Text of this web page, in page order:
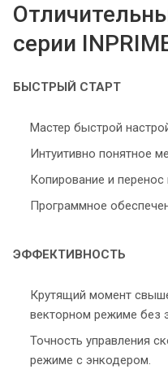
серии
БЫСТРЫЙ СТАРТ
Мастер быстрой
Интуитивно понятное
Копирование и
Программное
ЭФФЕКТИВНОСТЬ
Крутящий момент
векторном режиме без
Точность управления
режиме с энкодером.